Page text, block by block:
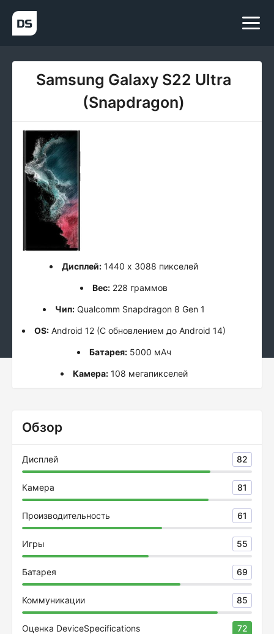
Samsung Galaxy S22 Ultra
(Snapdragon)
Дисплей: 1440 x 3088 пикселей
Вес: 228 граммов
Чип: Qualcomm Snapdragon 8 Gen 1
OS: Android 12 (С обновлением до Android 14)
Батарея:5000 мАч
Камера:108 мегапикселей
Обзор
Дисплей 82
Камера 81
Производительность 61
Игры 55
Батарея 69
Коммуникации 85
Оценка DeviceSpecifications 72